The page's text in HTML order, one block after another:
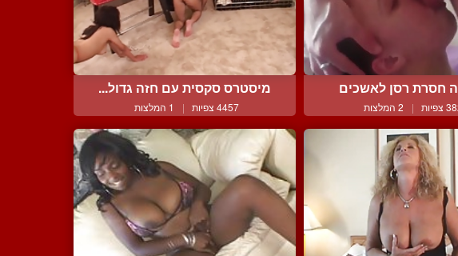
חסרת רסן לאשכים
| 2 המלצות
מיסטרס סקסית עם חזה גדול...
4457 צפיות | 1 המלצות